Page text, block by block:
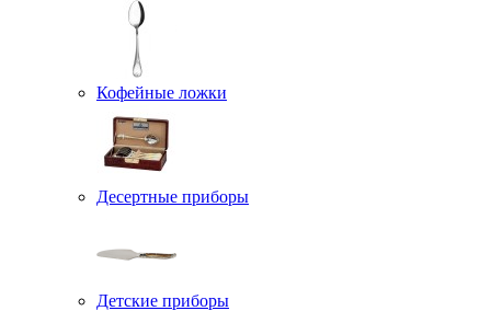
Кофейные ложки
Десертные приборы
Детские приборы